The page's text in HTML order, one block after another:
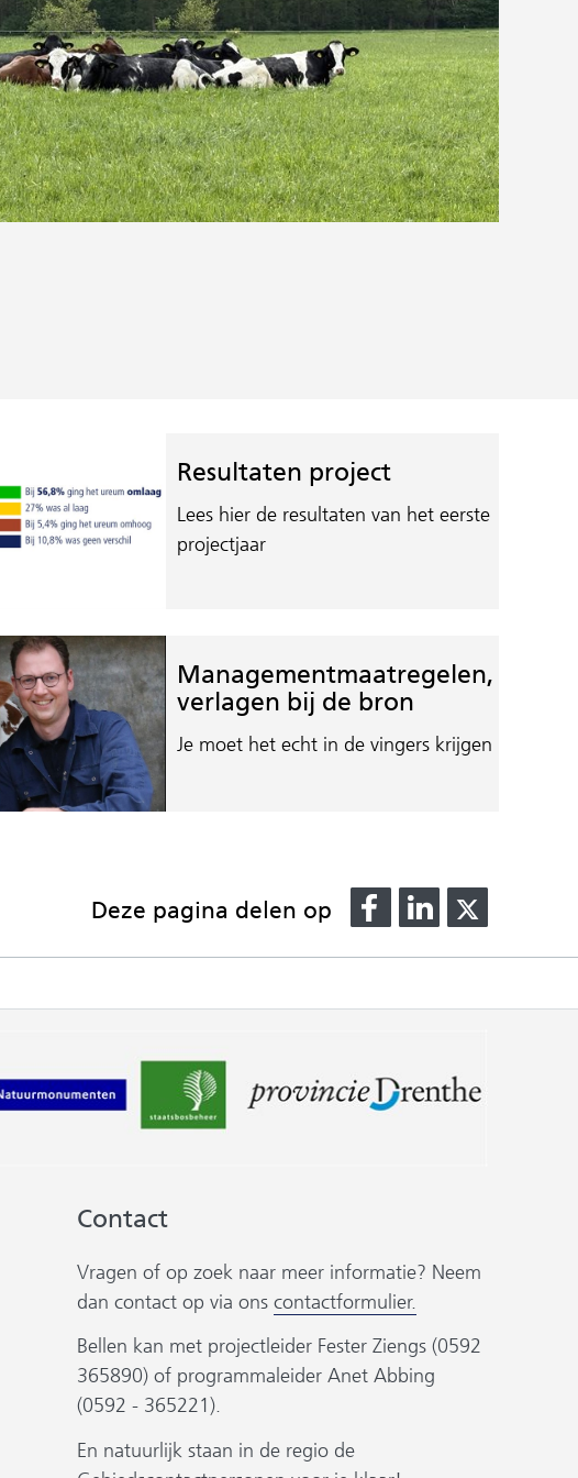
Resultaten project
Lees hier de resultaten van het eerste
projectjaar
Managementmaatregelen,
verlagen bij de bron
Je moet het echt in de vingers krijgen
Deze pagina delen op
Delen
op
Facebook
naar
andere
website)
Delen
op
LinkedIn
naar
andere
website)
op
X
naar
Contact
Vragen of op zoek naar meer informatie? Neem
dan contact op via ons contactformulier.
Bellen kan met projectleider Fester Ziengs (0592
365890) of programmaleider Anet Abbing
(0592 - 365221).
En natuurlijk staan in de regio de